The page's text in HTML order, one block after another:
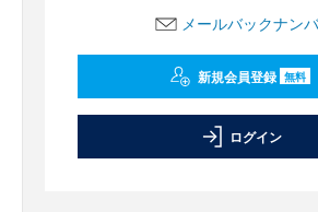
メールバックナン
新規会員登録 無料
ログイン